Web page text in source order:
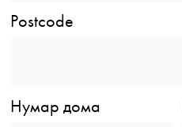
Postcode
Нумар дома